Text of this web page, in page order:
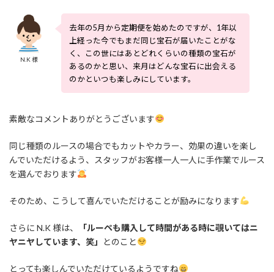
N.K 様
去年の5月から定期便を始めたのですが、1年以
上経った今でもまだ同じ宝石が届いたことがな
く、この世にはあとどれくらいの種類の宝石が
あるのかと思い、来月はどんな宝石に出会える
のかといつも楽しみにしています。
素敵なコメントありがとうございます
同じ種類のルースの場合でもカットやカラー、効果の違いを楽し
んでいただけるよう、スタッフがお客様一人一人に手作業でルース
を選んでおります
そのため、こうして喜んでいただけることが励みになります
さらに N.K 様は、
「ルーペも購入して時間がある時に覗いてはニ
ヤニヤしています、笑」
とのこと
とっても楽しんでいただけているようですね